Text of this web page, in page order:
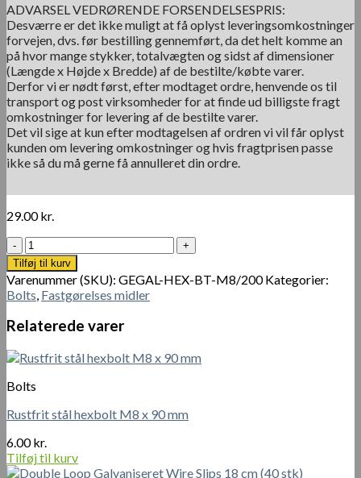
ADVARSEL VEDRØRENDE FORSENDELSESPRIS:
Desværre er det ikke muligt at få oplyst leveringsomkostninger
forvejen, dvs. før bestilling gennemført, da det helt komme an
på hvor mange stykker, totalvægten og sidst af dimensioner
(Længde x Højde x Bredde) af de bestilte/købte varer.
Derfor vi er nødt først, efter modtaget ordre, henvende os til
transport og post virksomheder for at finde ud billigste fragt
omkostninger for levering af de bestilte varer.
Det vil sige at kun efter modtagelsen af ordren vi vil får oplyst
kunden om levering omkostninger og hvis fragtprisen passe
ikke så du må gerne få annulleret din ordre.
29.00kr.
Galvaniseret
hexbolt
M8
x
200
mm
antal
Tilføj til kurv
Varenummer (SKU): GEGAL-HEX-BT-M8/200 Kategorier:
Bolts Fastgørelses midler
Relaterede varer
Bolts
Rustfrit stål hexbolt M8 x 90 mm
6.00kr.
Tilføj til kurv